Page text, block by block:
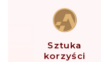
Sztuka
korzyści